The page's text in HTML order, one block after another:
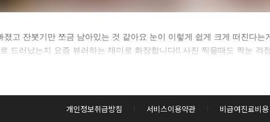
셀카후기 전체 내용은
로그인 후 확인하실 수 있습니다.
고 잔붓기만 쪼금 남아있는 것 같아요 눈이 이렇게 쉽게 크게 떠진다
드러났는지 요즘 뷰러하는 재미로 화장합니다!! 사진 찍을때도 짝눈 걱
개인정보취급방침 서비스이용약관 비급여진료비용